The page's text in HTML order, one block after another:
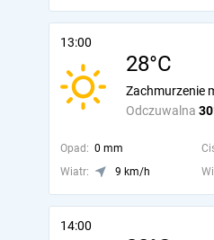
13:00
28°C
Odczuwalna
Zachmurzenie
Opad: 0 mm
Wiatr:
9 km/h
14:00